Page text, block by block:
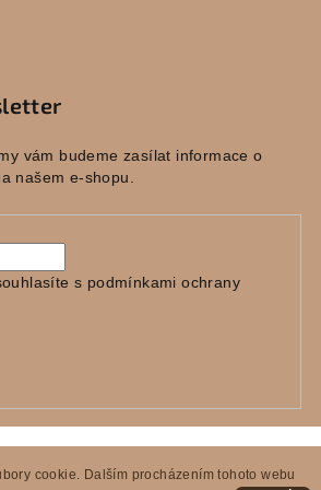
cookie. Dalším procházením tohoto webu
vám budeme zasílat informace o
našem e-shopu.
s podmínkami ochrany